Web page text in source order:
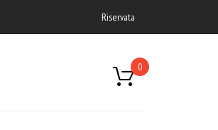
Riservata
0